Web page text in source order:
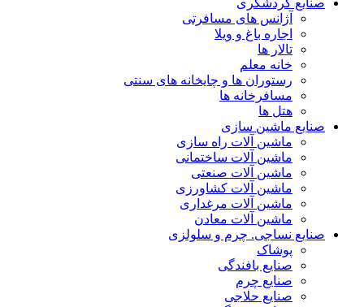
صنایع گردشگری
آژانس های مسافرتی
اجاره باغ و ویلا
تالار ها
خانه معلم
رستوران ها و چایخانه های سنتی
مسافرخانه ها
هتل ها
صنایع ماشین سازی
ماشین آلات راه سازی
ماشین آلات ساختمانی
ماشین آلات صنعتی
ماشین آلات کشاورزی
ماشین آلات مرغداری
ماشین آلات معادن
صنایع نساجی. چرم و سلولزی
پوشاک
صنایع بافندگی
صنایع چرم
صنایع حلاجی